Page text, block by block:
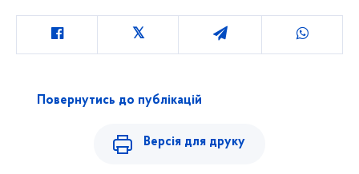
Повернутись до публікацій
Версія для друку